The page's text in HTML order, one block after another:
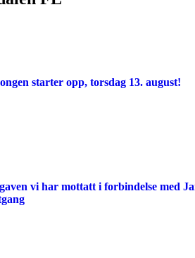
starter opp, torsdag 13. august!
vi har mottatt i forbindelse med